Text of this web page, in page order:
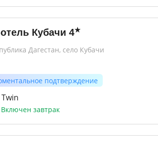
Кубачи 4★
Дагестан, село Кубачи
подтверждение
Twin
Включен завтрак